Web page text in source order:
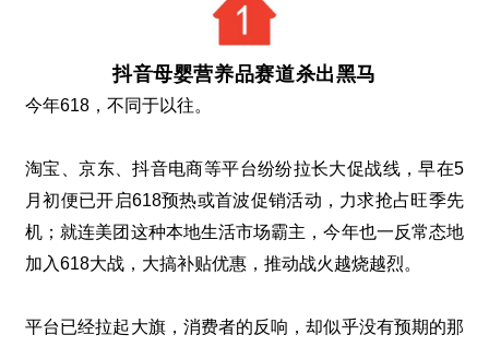
抖音母婴营养品赛道杀出黑马
今年618 ，不同于以往。
淘宝、京东、抖音电商等平台纷纷拉长大促战线，早在5
月初便已开启618预热或首波促销活动，力求抢占旺季先
机；就连美团这种本地生活市场霸主，今年也一反常态地
加入618大战，大搞补贴优惠，推动战火越烧越烈。
平台已经拉起大旗，消费者的反响，却似乎没有预期的那